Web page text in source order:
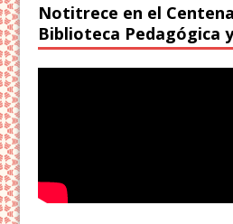
Notitrece en el
Biblioteca Pedagógica